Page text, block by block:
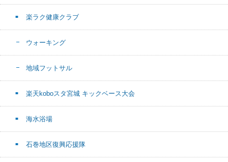
楽ラク健康クラブ
ウォーキング
地域フットサル
楽天koboスタ宮城 キックベース大会
海水浴場
石巻地区復興応援隊